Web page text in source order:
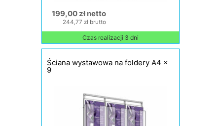
199,00 zł netto
244,77 zł brutto
Czas realizacji 3 dni
Ściana wystawowa na foldery A4 x
9